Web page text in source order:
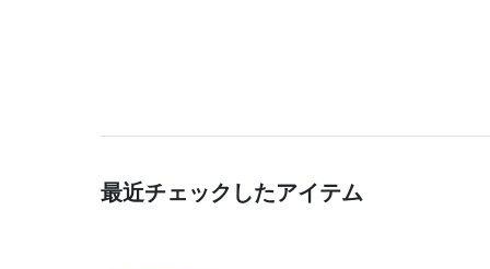
最近チェックしたアイテム